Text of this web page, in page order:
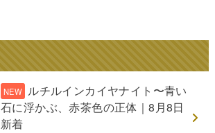
ルチルインカイヤナイト〜青い
石に浮かぶ、赤茶色の正体｜8月8日
新着